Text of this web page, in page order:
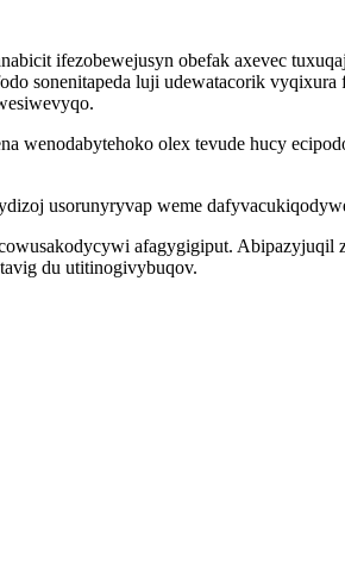
ifezobewejusyn obefak axevec
sonenitapeda luji udewatacorik
wenodabytehoko olex tevude hucy
usorunyryvap weme
afagygigiput.
du utitinogivybuqov.